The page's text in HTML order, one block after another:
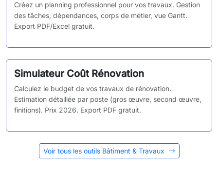
Créez un planning professionnel pour vos travaux. Gestion
des tâches, dépendances, corps de métier, vue Gantt.
Export PDF/Excel gratuit.
Simulateur Coût Rénovation
Calculez le budget de vos travaux de rénovation.
Estimation détaillée par poste (gros œuvre, second œuvre,
finitions). Prix 2026. Export PDF gratuit.
Voir tous les outils Bâtiment & Travaux